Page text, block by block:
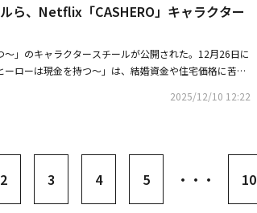
ン・ウンジン｜アン・ソヒ｜アン・ボヒョン｜イ・ジ
｜イ・ドンウク｜イ・ヒジュン｜イ・ビョンホン｜
オダギリジョー｜夏帆｜河合優実｜菊地凛子｜キム・ソ
ミンギュ｜キム・ヨンデ｜小松菜奈｜コ・ヒョンジョ
・ヒョンウク｜チュ・ジフン｜チュ・ヨンウ ｜チョ・
ョンシク｜パク・ヘス｜広瀬すず｜ビョン・ウソク｜フ
制作委員会協力：ガスアズインターフェイス株式
株式会社、株式会社GENEROSITY、株式会社博展、株式
始まった。平凡な人間が日常を守るために超能力を使
けて「既存のヒーローものとの差別化を図りたかっ
間が自身の能力で戦えるようなヒーローものを作りたか
は非凡さとは程遠いキャラクターで、ごく普通の男性
と同じだけ超能力を使えるが、自分のお金を使うという
い時だ。第1話のエンディングシーンを見たら、この作
た。大きな感動を与えて、本当に面白いと思った」とし
ら、Netflix「CASHERO」キャラクター
～」のキャラクタースチールが公開された。12月26日に
ローは現金を持つ～」は、結婚資金や住宅価格に苦し
ーロー物語だ。昨日（9日）公開された「TEAM サンウ
が込められている。超能力者でありながら完璧ではない
めて戦っている姿、崩れ落ちる建物の瓦礫を持ち上げて
たサンウンの活躍を予感させ、平凡な区役所職員だった
2025/12/10 12:22
2 3 4 5 ・・・ 10